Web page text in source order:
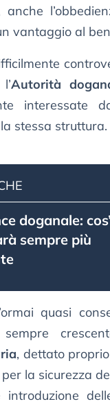
anche
vantaggio al
Autorità
interessate
stessa struttura.
doganale:
sempre più
quasi
, dettato
la sicurezza
introduzione